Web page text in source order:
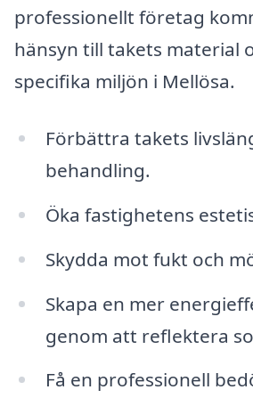
professionellt företag
hänsyn till takets material
specifika miljön i Mellösa.
Förbättra takets
behandling.
Öka fastighetens
Skydda mot fukt och
Skapa en mer
genom att reflektera
Få en professionell